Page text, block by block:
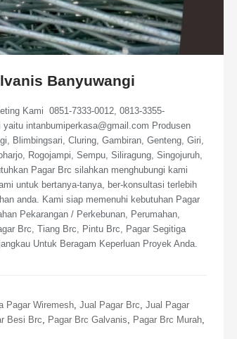
Banyuwangi
Kami 0851-7333-0012, 0813-3355-
intanbumiperkasa@gmail.com Produsen
Blimbingsari, Cluring, Gambiran, Genteng, Giri,
Rogojampi, Sempu, Siliragung, Singojuruh,
Pagar Brc silahkan menghubungi kami
untuk bertanya-tanya, ber-konsultasi terlebih
anda. Kami siap memenuhi kebutuhan Pagar
Pekarangan / Perkebunan, Perumahan,
Brc, Tiang Brc, Pintu Brc, Pagar Segitiga
Untuk Beragam Keperluan Proyek Anda.
Pagar Wiremesh Jual Pagar Brc Jual Pagar
Besi Brc Pagar Brc Galvanis Pagar Brc Murah